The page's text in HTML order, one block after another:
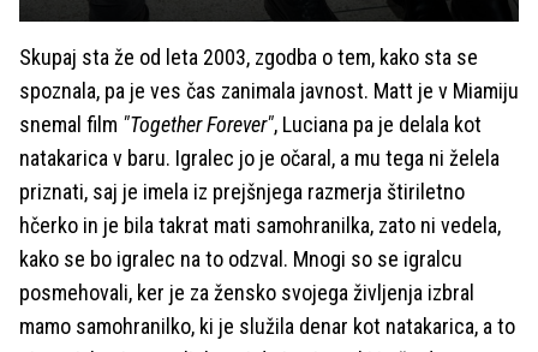
Skupaj sta že od leta 2003, zgodba o tem, kako sta se
spoznala, pa je ves čas zanimala javnost. Matt je v Miamiju
snemal film "Together Forever", Luciana pa je delala kot
natakarica v baru. Igralec jo je očaral, a mu tega ni želela
priznati, saj je imela iz prejšnjega razmerja štiriletno
hčerko in je bila takrat mati samohranilka, zato ni vedela,
kako se bo igralec na to odzval. Mnogi so se igralcu
posmehovali, ker je za žensko svojega življenja izbral
mamo samohranilko, ki je služila denar kot natakarica, a to